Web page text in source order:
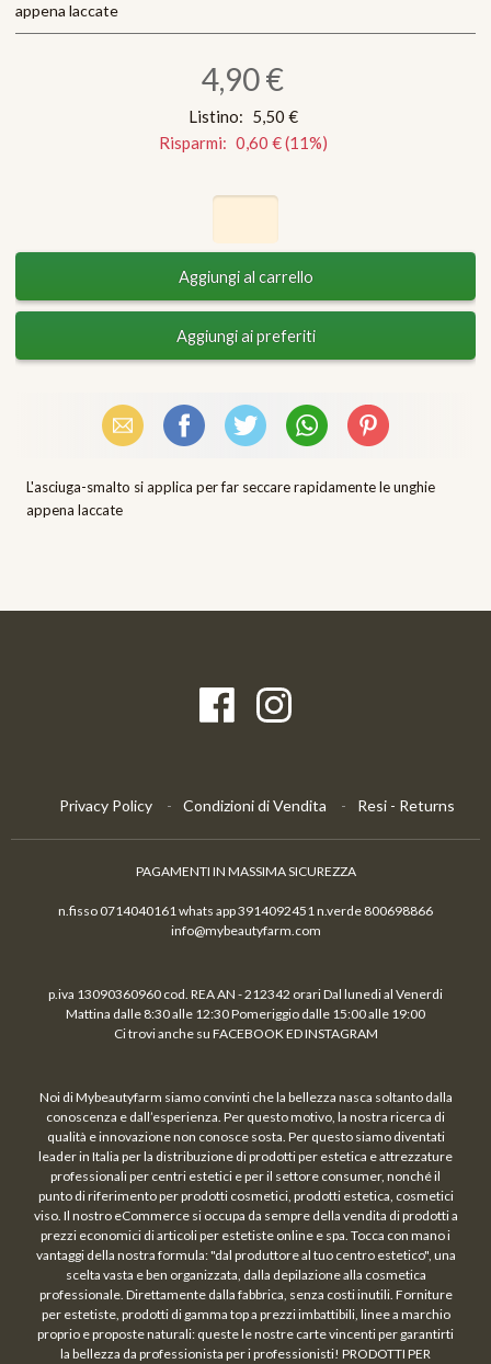
appena laccate
4,90 €
Listino: 5,50 €
Risparmi: 0,60 €(11%)
Email FacebookX (Twitter)WhatsAppPinterest
L'asciuga-smalto si applica per far seccare rapidamente le unghie
appena laccate
Privacy Policy Condizioni di Vendita Resi - Returns
PAGAMENTI IN MASSIMA SICUREZZA
n.fisso 0714040161 whats app 3914092451 n.verde 800698866
info@mybeautyfarm.com
p.iva 13090360960 cod. REA AN - 212342 orari Dal lunedi al Venerdi
Mattina dalle 8:30 alle 12:30 Pomeriggio dalle 15:00 alle 19:00
Ci trovi anche su FACEBOOK ED INSTAGRAM
Noi di Mybeautyfarm siamo convinti che la bellezza nasca soltanto dalla
conoscenza e dall’esperienza. Per questo motivo, la nostra ricerca di
qualità e innovazione non conosce sosta. Per questo siamo diventati
leader in Italia per la distribuzione di prodotti per estetica e attrezzature
professionali per centri estetici e per il settore consumer, nonché il
punto di riferimento per prodotti cosmetici, prodotti estetica, cosmetici
viso. Il nostro eCommerce si occupa da sempre della vendita di prodotti a
prezzi economici di articoli per estetiste online e spa. Tocca con mano i
vantaggi della nostra formula: "dal produttore al tuo centro estetico", una
scelta vasta e ben organizzata, dalla depilazione alla cosmetica
professionale. Direttamente dalla fabbrica, senza costi inutili. Forniture
per estetiste, prodotti di gamma top a prezzi imbattibili, linee a marchio
proprio e proposte naturali: queste le nostre carte vincenti per garantirti
la bellezza da professionista per i professionisti! PRODOTTI PER